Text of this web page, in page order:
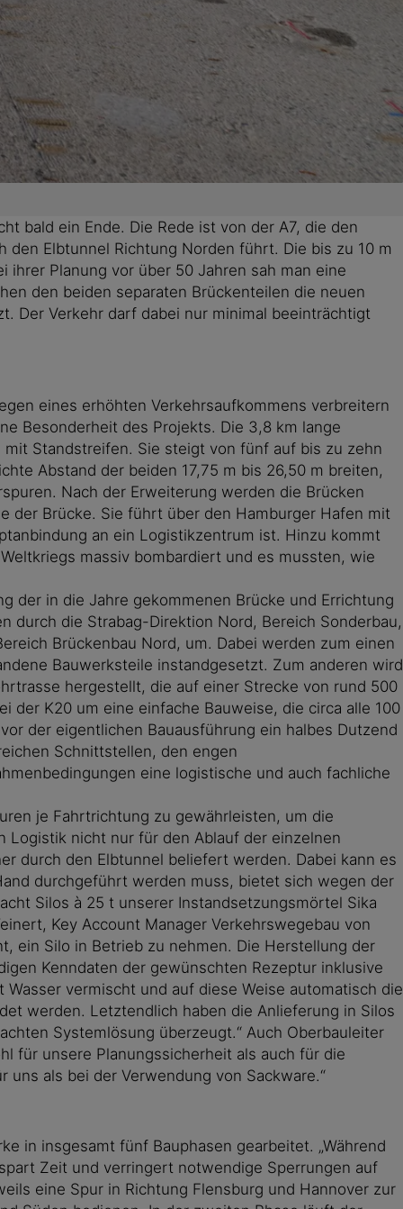
bald ein Ende. Die Rede ist von der A7, die den
Elbtunnel Richtung Norden führt. Die bis zu 10 m
Planung vor über 50 Jahren sah man eine
den beiden separaten Brückenteilen die neuen
Der Verkehr darf dabei nur minimal beeinträchtigt
eines erhöhten Verkehrsaufkommens verbreitern
Besonderheit des Projekts. Die 3,8 km lange
Standstreifen. Sie steigt von fünf auf bis zu zehn
Abstand der beiden 17,75 m bis 26,50 m breiten,
Nach der Erweiterung werden die Brücken
der Brücke. Sie führt über den Hamburger Hafen mit
an ein Logistikzentrum ist. Hinzu kommt
massiv bombardiert und es mussten, wie
der in die Jahre gekommenen Brücke und Errichtung
durch die Strabag-Direktion Nord, Bereich Sonderbau,
Brückenbau Nord, um. Dabei werden zum einen
Bauwerksteile instandgesetzt. Zum anderen wird
hergestellt, die auf einer Strecke von rund 500
der K20 um eine einfache Bauweise, die circa alle 100
der eigentlichen Bauausführung ein halbes Dutzend
Schnittstellen, den engen
eine logistische und auch fachliche
je Fahrtrichtung zu gewährleisten, um die
Logistik nicht nur für den Ablauf der einzelnen
durch den Elbtunnel beliefert werden. Dabei kann es
durchgeführt werden muss, bietet sich wegen der
Silos à 25 t unserer Instandsetzungsmörtel Sika
Key Account Manager Verkehrswegebau von
ein Silo in Betrieb zu nehmen. Die Herstellung der
Kenndaten der gewünschten Rezeptur inklusive
vermischt und auf diese Weise automatisch die
werden. Letztendlich haben die Anlieferung in Silos
Systemlösung überzeugt.“ Auch Oberbauleiter
für unsere Planungssicherheit als auch für die
als bei der Verwendung von Sackware.“
in insgesamt fünf Bauphasen gearbeitet. „Während
Zeit und verringert notwendige Sperrungen auf
eine Spur in Richtung Flensburg und Hannover zur